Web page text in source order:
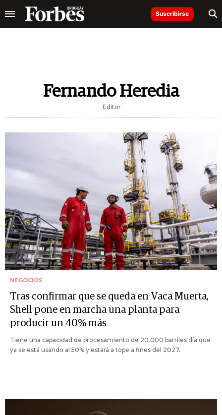
Suscribirse
Fernando Heredia
Editor
NEGOCIOS
Tras confirmar que se queda en Vaca Muerta,
Shell pone en marcha una planta para
producir un 40% más
Tiene una capacidad de procesamiento de 20.000 barriles día que
ya se está usando al 50% y estará a tope a fines del 2027.